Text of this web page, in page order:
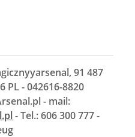
91 487
PL - 042616-8820
- mail:
- Tel.: 606 300 777 -